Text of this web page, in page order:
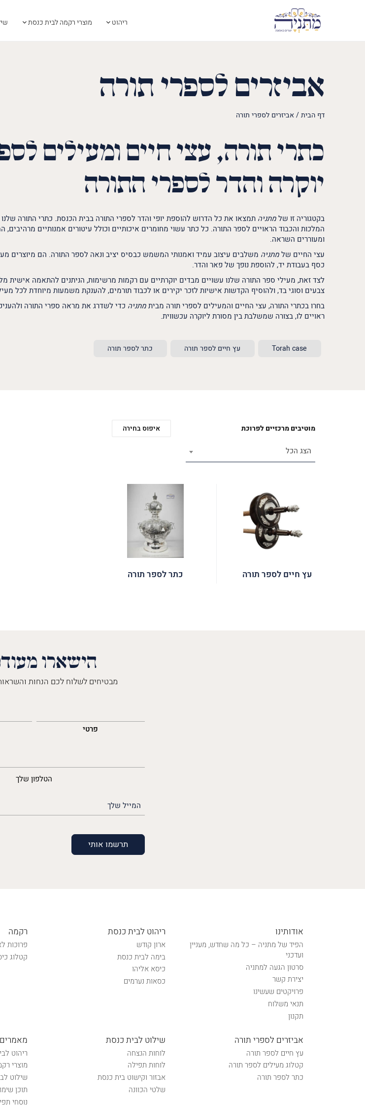
ריהוט מוצרי רקמה לבית כנסת
אביזרים לספרי תורה
דף הבית/אביזרים לספרי תורה
כתרי תורה, עצי חיים ומעילים
יוקרה והדר לספרי התורה
בקטגוריה זו שלמתניה תמצאו את כל הדרוש להוספת יופי והדר לספרי התורה בבית הכנסת. כתרי התורה
המלכות והכבוד הראויים לספר התורה. כל כתר עשוי מחומרים איכותיים וכולל עיטורים אמנותיים
ומעוררים השראה.
עצי החיים שלמתניה משלבים עיצוב עמיד ואמנותי המשמש כבסיס יציב ונאה לספר התורה. הם מיוצרים מעץ
כסף בעבודת יד, להוספת נופך של פאר והדר.
לצד זאת, מעילי ספר התורה שלנו עשויים מבדים יוקרתיים עם רקמות מרשימות, הניתנים להתאמה אישית
צבעים וסוגי בד, ולהוסיף הקדשות אישיות לזכר יקירים או לכבוד תורמים, להענקת משמעות מיוחדת לכל
בחרו בכתרי התורה, עצי החיים והמעילים לספרי תורה מביתמתניה כדי לשדרג את מראה ספרי התורה
ראויים לו, בצורה שמשלבת בין מסורת ליוקרה עכשווית.
Torah case עץ חיים לספר תורה כתר לספר תורה
מוטיבים מרכזיים לפרוכת
הצג הכל
איפוס בחירה
עץ חיים לספר תורה כתר לספר תורה
הישארו
מבטיחים לשלוח לכם הנחות
פרטי
הטלפון שלך
אודותינו
הפיד של מתניה – כל מה שחדש, מעניין
ועדכני
סרטון הגעה למתניה
יצירת קשר
פרויקטים שעשינו
תנאי משלוח
תקנון
ריהוט לבית כנסת
ארון קודש
בימה לבית כנסת
כיסא אליהו
כסאות נערמים
רקמה
פרוכות
קטלוג
אביזרים לספרי תורה
עץ חיים לספר תורה
קטלוג מעילים לספר תורה
כתר לספר תורה
שילוט לבית כנסת
לוחות הנצחה
לוחות תפילה
אבזור וקישוט בית כנסת
שלטי הכוונה
מאמרים
ריהוט
מוצרי
שילוט
תוכן
נוסחי